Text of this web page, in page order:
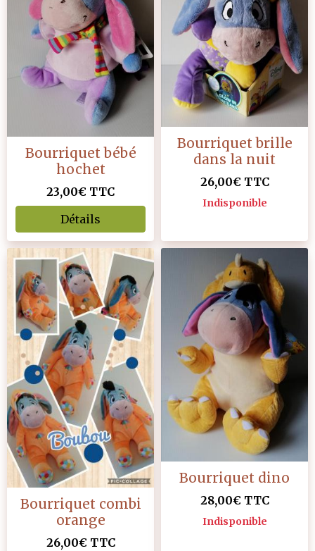
Bourriquet bébé
hochet
23,00€ TTC
Détails
Bourriquet brille
dans la nuit
26,00€ TTC
Indisponible
Bourriquet combi
orange
26,00€ TTC
Bourriquet dino
28,00€ TTC
Indisponible